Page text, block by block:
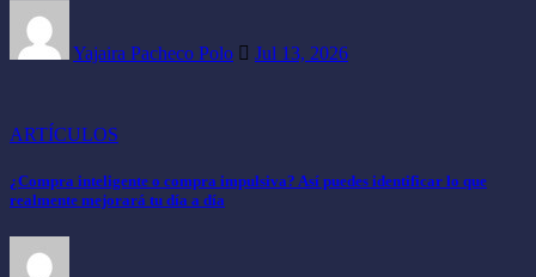
Yajaira Pacheco Polo Jul 13, 2026
ARTÍCULOS
¿Compra inteligente o compra impulsiva? Así puedes identificar lo que
realmente mejorará tu día a día